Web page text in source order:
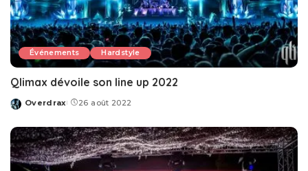
Événements Hardstyle
Qlimax dévoile son line up 2022
Posted
Overdrax 26 août 2022